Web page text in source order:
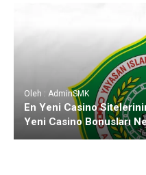
Oleh : AdminSMK
En Yeni Casino
Yeni Casino Bonusları